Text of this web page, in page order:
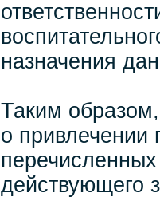
назначения
Таким
о привлечении
перечисленных
действующего